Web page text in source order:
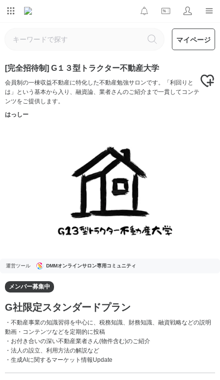
マイページ
[完全招待制] G１３型トラクター不動産大学
会員制の一棟収益不動産に特化した不動産勉強サロンです。「利回りと
は」という基本から入り、融資論、業者さんのご紹介まで一貫してコンテ
ンツをご提供します。
はっしー
運営ツール DMMオンラインサロン専用コミュニティ
メンバー募集中
G社限定スタンダードプラン
・不動産事業の知識習得を中心に、税務知識、財務知識、融資戦略などの説明
動画・コンテンツなどを定期的に投稿
・お付き合いの深い不動産業者さん(物件含む)のご紹介
・法人の設立、利用方法の解説など
・生成AIに関するマーケット情報Update